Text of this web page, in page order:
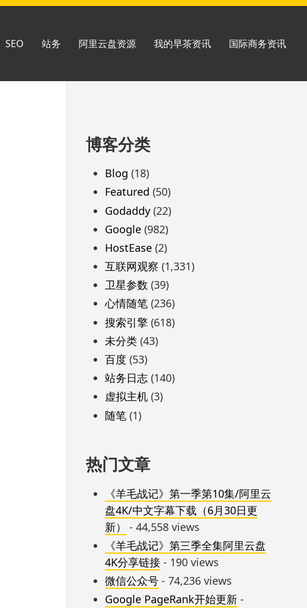
SEO 站务 阿里云盘资源 我的早茶资讯 国际商务资讯
至
脚
博客分类
Blog (18)
Featured (50)
Godaddy(22)
Google(982)
HostEase(2)
互联网观察 (1,331)
卫星参数 (39)
心情随笔(236)
搜索引擎 (618)
未分类(43)
百度 (53)
站务日志(140)
虚拟主机(3)
随笔(1)
热门文章
《羊毛战记》第一季第10集/阿里云
盘4K/中文字幕下载（6月30日更
新）
- 44,558 views
《羊毛战记》第三季全集阿里云盘
4K分享链接- 190 views
微信公众号- 74,236 views
Google PageRank开始更新-